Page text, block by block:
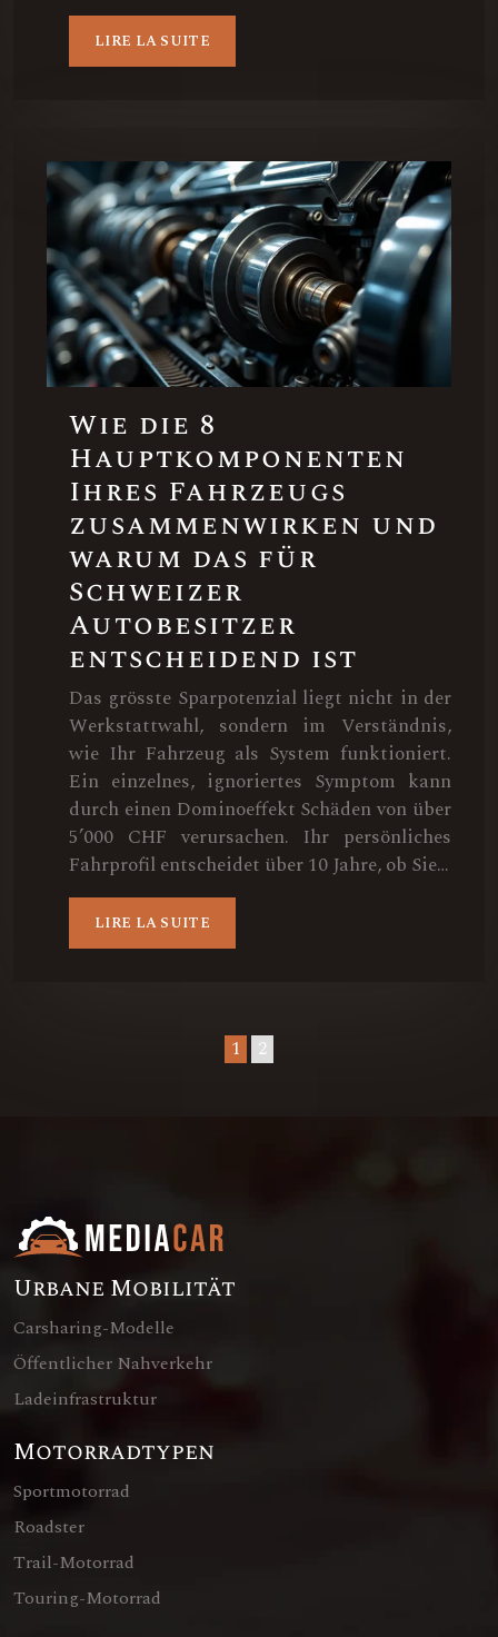
LIRE LA SUITE
Wie die 8
Hauptkomponenten
Ihres Fahrzeugs
zusammenwirken und
warum das für
Schweizer
Autobesitzer
entscheidend ist
Das grösste Sparpotenzial liegt nicht in der
Werkstattwahl, sondern im Verständnis,
wie Ihr Fahrzeug als System funktioniert.
Ein einzelnes, ignoriertes Symptom kann
durch einen Dominoeffekt Schäden von über
5’000 CHF verursachen. Ihr persönliches
Fahrprofil entscheidet über 10 Jahre, ob Sie…
LIRE LA SUITE
1 2
Urbane Mobilität
Carsharing-Modelle
Öffentlicher Nahverkehr
Ladeinfrastruktur
Motorradtypen
Sportmotorrad
Roadster
Trail-Motorrad
Touring-Motorrad